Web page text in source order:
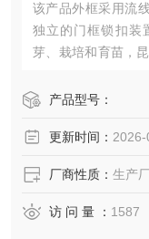
该产品外框采用流
独立的门框锁扣装
芽、栽培和育苗，
制）。产品型号：
更新时间：
厂商性质： 生产
访 问 量 ： 1587